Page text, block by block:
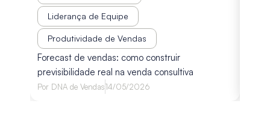
Liderança de Equipe
Produtividade de Vendas
Forecast de vendas: como construir
previsibilidade real na venda consultiva
Por DNA de Vendas14/05/2026